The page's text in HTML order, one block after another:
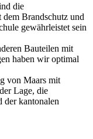
die
Brandschutz und
gewährleistet sein
Bauteilen mit
haben wir optimal
von Maars mit
Lage, die
der kantonalen